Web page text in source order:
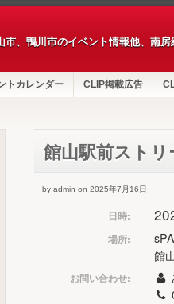
、鴨川市のイベント情報他、南房
トカレンダー CLIP掲載広告
館山駅前スト
by admin on 2025年7月16日
日時:
場所:
館
お問い合わせ: